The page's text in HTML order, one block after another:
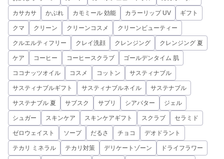
カサカサ かぶれ カモミール 効能 カラーリップ UV ギフト
クマ クリーン クリーンコスメ クリーンビューティー
クルエルティフリー クレイ洗顔 クレンジング クレンジング 夏
ケア コーヒー コーヒースクラブ ゴールデンタイム 肌
ココナッツオイル コスメ コットン サスティナブル
サスティナブルギフト サスティナブルネイル サステナブル
サステナブル 夏 サブスク サプリ シアバター ジェル
シュガー スキンケア スキンケアギフト スクラブ セラミド
ゼロウェイスト ソープ だるさ チョコ デオドラント
テカリ ミネラル テカリ対策 デリケートゾーン ドライフラワー